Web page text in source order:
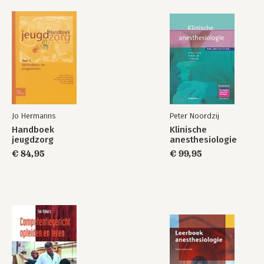
5.1 Kenmerken van een ervaring
5.2 Van ervaring naar leerervaring
5.3 Leren als een cyclisch proces
5.4 Stagneren van leren
5.5 Soorten leerervaringen
6 Het opleidingstraject
6.1 Koersen in de omgeving
6.3 Werkdefinitie over praktijkgericht opleiden
6.4 Werken aan competenties
6.5 Competent in een beroepsopleiding
7.3 Leervermogen
7.4 Leren als identiteitsontwikkeling
7.5 Beroepsidentiteit
7.6 De logische niveaus van bewustzijn
7.8 Een bredere kijk op intelligentie
Jo Hermanns
Handboek
jeugdzorg
€ 84,95
Peter Noordzij
Klinische
anesthesiologie
€ 99,95